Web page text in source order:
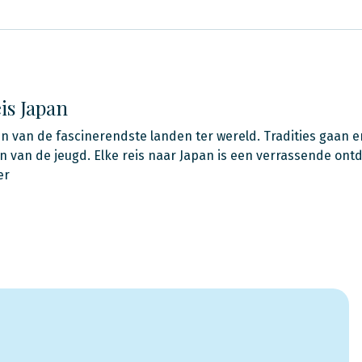
Japan
van de fascinerendste landen ter wereld. Tradities gaan
van de jeugd. Elke reis naar Japan is een verrassende